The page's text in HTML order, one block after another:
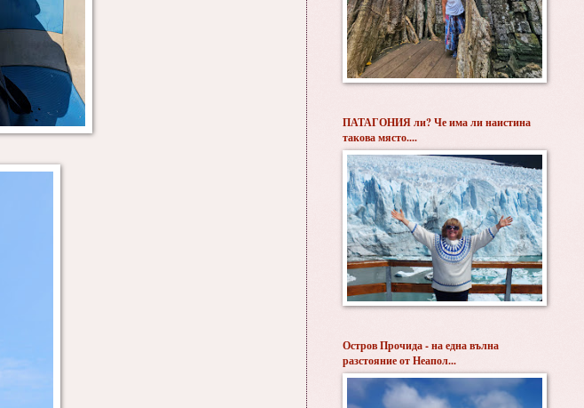
ПАТАГОНИЯ ли? Че има ли наистина
такова място....
Остров Прочида - на една вълна
разстояние от Неапол...